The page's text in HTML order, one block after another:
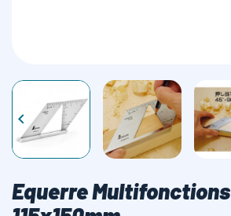

Equerre Multifonctions